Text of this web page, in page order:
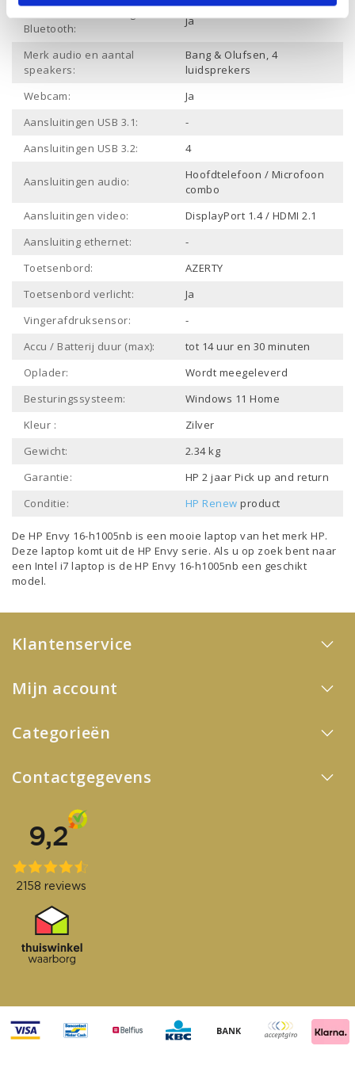
Bluetooth:
Ja
Merk audio en aantal
speakers:
Bang & Olufsen, 4
luidsprekers
Webcam:
Ja
Aansluitingen USB 3.1:
-
Aansluitingen USB 3.2:
4
Aansluitingen audio:
Hoofdtelefoon / Microfoon
combo
Aansluitingen video:
DisplayPort 1.4 / HDMI 2.1
Aansluiting ethernet:
-
Toetsenbord:
AZERTY
Toetsenbord verlicht:
Ja
Vingerafdruksensor:
-
Accu / Batterij duur (max):
tot 14 uur en 30 minuten
Oplader:
Wordt meegeleverd
Besturingssysteem:
Windows 11 Home
Kleur :
Zilver
Gewicht:
2.34 kg
Garantie:
HP 2 jaar Pick up and return
Conditie:
HP Renew product
De HP Envy 16-h1005nb is een mooie laptop van het merkHP.
Deze laptop komt uit de HP Envy serie. Als u op zoek bent naar
een Intel i7 laptop is de HP Envy 16-h1005nb een geschikt
model.
Klantenservice
Mijn account
Categorieën
Contactgegevens